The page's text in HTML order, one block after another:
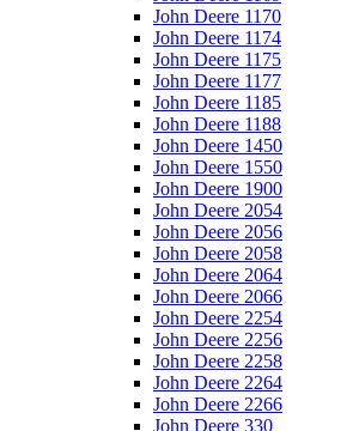
John Deere 1170
John Deere 1174
John Deere 1175
John Deere 1177
John Deere 1185
John Deere 1188
John Deere 1450
John Deere 1550
John Deere 1900
John Deere 2054
John Deere 2056
John Deere 2058
John Deere 2064
John Deere 2066
John Deere 2254
John Deere 2256
John Deere 2258
John Deere 2264
John Deere 2266
John Deere 330